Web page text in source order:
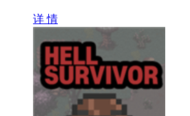
详 情